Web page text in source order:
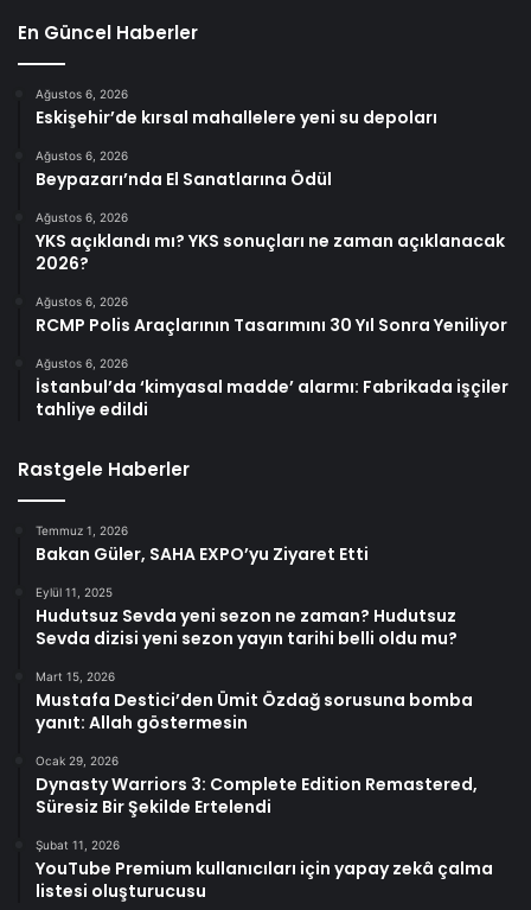
En Güncel Haberler
Ağustos 6, 2026
Eskişehir’de kırsal mahallelere yeni su depoları
Ağustos 6, 2026
Beypazarı’nda El Sanatlarına Ödül
Ağustos 6, 2026
YKS açıklandı mı? YKS sonuçları ne zaman açıklanacak
2026?
Ağustos 6, 2026
RCMP Polis Araçlarının Tasarımını 30 Yıl Sonra Yeniliyor
Ağustos 6, 2026
İstanbul’da ‘kimyasal madde’ alarmı: Fabrikada işçiler
tahliye edildi
Rastgele Haberler
Temmuz 1, 2026
Bakan Güler, SAHA EXPO’yu Ziyaret Etti
Eylül 11, 2025
Hudutsuz Sevda yeni sezon ne zaman? Hudutsuz
Sevda dizisi yeni sezon yayın tarihi belli oldu mu?
Mart 15, 2026
Mustafa Destici’den Ümit Özdağ sorusuna bomba
yanıt: Allah göstermesin
Ocak 29, 2026
Dynasty Warriors 3: Complete Edition Remastered,
Süresiz Bir Şekilde Ertelendi
Şubat 11, 2026
YouTube Premium kullanıcıları için yapay zekâ çalma
listesi oluşturucusu